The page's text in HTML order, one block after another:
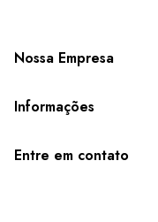
Nossa Empresa
Informações
Entre em contato